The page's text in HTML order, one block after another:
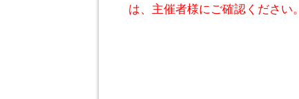
は、主催者様にご確認ください。